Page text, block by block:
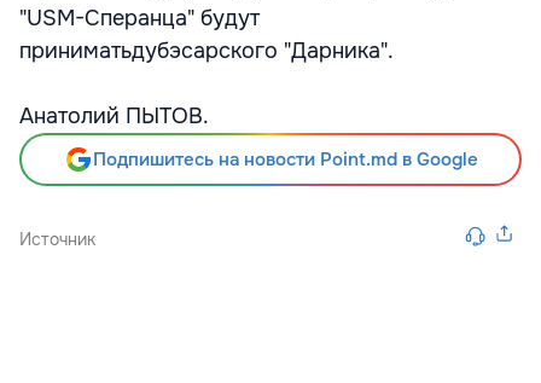
"USM-Сперанца" будут
приниматьдубэсарского "Дарника".
Анатолий ПЫТОВ.
Подпишитесь на новости Point.md в Google
Источник